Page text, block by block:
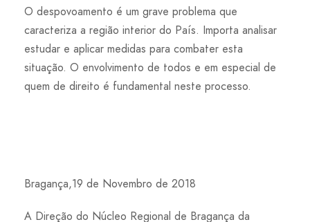
O despovoamento é um grave problema que
caracteriza a região interior do País. Importa analisar
estudar e aplicar medidas para combater esta
situação. O envolvimento de todos e em especial de
quem de direito é fundamental neste processo.
Bragança,19 de Novembro de 2018
A Direção do Núcleo Regional de Bragança da